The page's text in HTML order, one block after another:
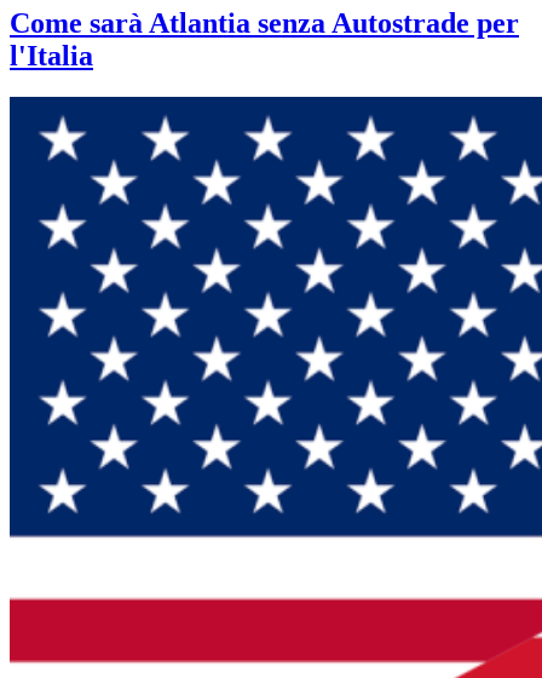
Come sarà Atlantia senza Autostrade per
l'Italia